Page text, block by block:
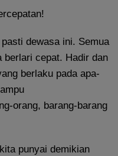
dewasa ini. Semua
berlari cepat. Hadir dan
berlaku pada apa-
orang, barang-barang
punyai demikian